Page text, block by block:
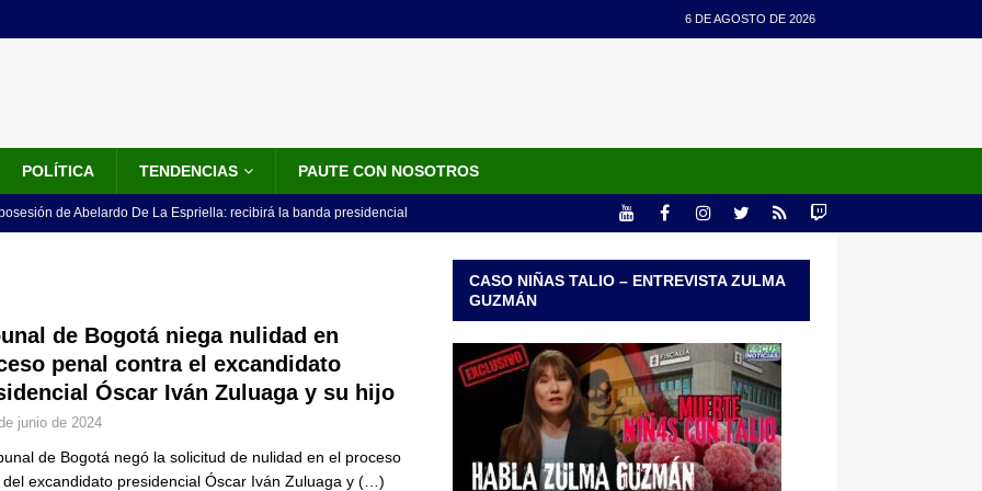
6 DE AGOSTO DE 2026
POLÍTICA TENDENCIAS PAUTE CON NOSOTROS
de Abelardo De La Espriella: recibirá la banda presidencial
no asistirá a la posesión de Abelardo de la Espriella y llama a
LO ÚLTIMO
de la banda presidencial que portará Abelardo De La
de un sastre colombiano reconocido en el mundo LO
Fiscalía amplía investigación por presunto lavado de activos y
de Bogotá niega nulidad en
penal contra el excandidato
Óscar Iván Zuluaga y su hijo
junio de 2024
de Bogotá negó la solicitud de nulidad en el proceso
del excandidato presidencial Óscar Iván Zuluaga y (…)
CASO NIÑAS TALIO – ENTREVISTA ZULMA
GUZMÁN